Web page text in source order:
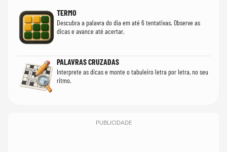
TERMO
Descubra a palavra do dia em até 6 tentativas. Observe as
dicas e avance até acertar.
PALAVRAS CRUZADAS
Interprete as dicas e monte o tabuleiro letra por letra, no seu
ritmo.
PUBLICIDADE